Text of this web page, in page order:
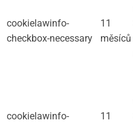
cookielawinfo-
checkbox-necessary
11
měsíců
cookielawinfo-
11